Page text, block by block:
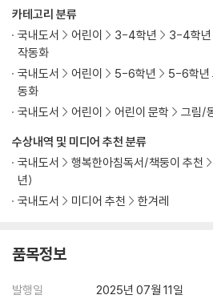
니다.
수상내역 및 미디어 추천 분류
국내도서
행복한아침독서/책둥이 추천
년)
국내도서
미디어 추천 한겨레
카테고리 분류
국내도서
어린이 3-4학년 3-4학년
작동화
국내도서
어린이 5-6학년 5-6학년
동화
국내도서
어린이 어린이 문학 그림/
품목정보
발행일
2025년 07월 11일